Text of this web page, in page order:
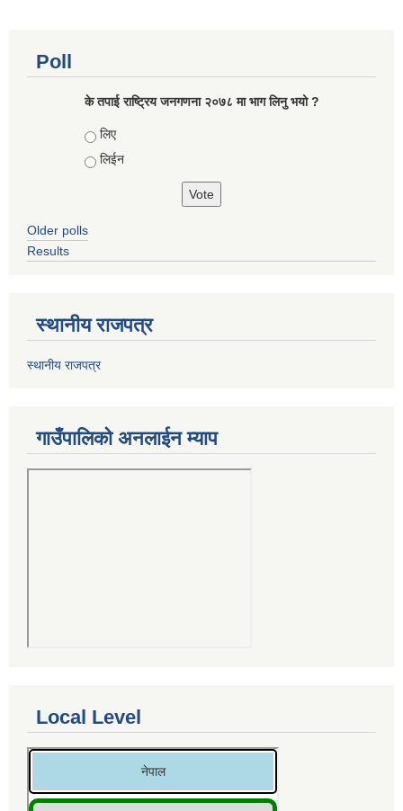
Poll
के तपाई राष्ट्रिय जनगणना २०७८ मा भाग लिनु भयो ?
Choices
लिए
लिईन
Older polls
Results
स्थानीय राजपत्र
स्थानीय राजपत्र
गाउँपालिको अनलाईन म्याप
Local Level